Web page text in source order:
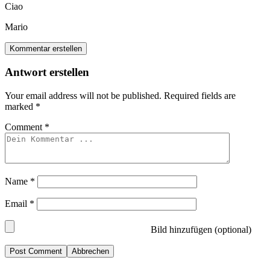
Ciao
Mario
Kommentar erstellen
Antwort erstellen
Your email address will not be published. Required fields are
marked *
Comment *
Name *
Email *
Bild hinzufügen (optional)
Abbrechen